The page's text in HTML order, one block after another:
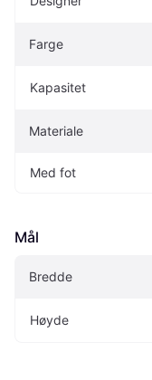
Farge
Kapasitet
Materiale
Med fot
Mål
Bredde
Høyde